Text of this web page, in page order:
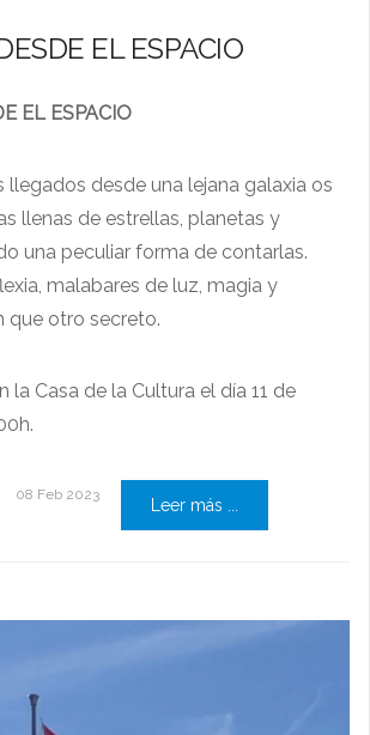
EL ESPACIO
EL ESPACIO
llegados desde una lejana galaxia os
llenas de estrellas, planetas y
una peculiar forma de contarlas.
malabares de luz, magia y
que otro secreto.
la Casa de la Cultura el día 11 de
08 Feb 2023
Leer más ...